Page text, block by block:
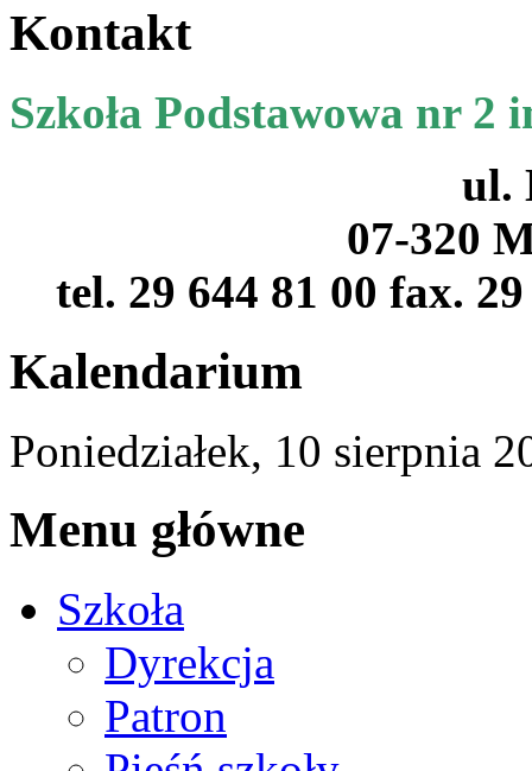
Kontakt
Szkoła Podstawowa nr
ul.
07-320
tel. 29 644 81 00 fax.
Kalendarium
Poniedziałek, 10 sierpnia
Menu główne
Szkoła
Dyrekcja
Patron